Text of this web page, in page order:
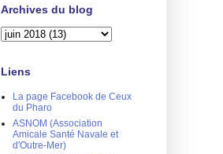
Archives du blog
Liens
La page Facebook de Ceux
du Pharo
ASNOM (Association
Amicale Santé Navale et
d'Outre-Mer)